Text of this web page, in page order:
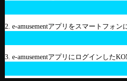
2. e-amusementアプリをスマートフォ
3. e-amusementアプリにログインした